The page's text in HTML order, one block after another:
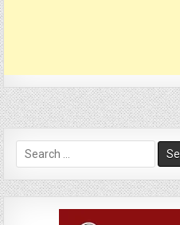
Search
for: